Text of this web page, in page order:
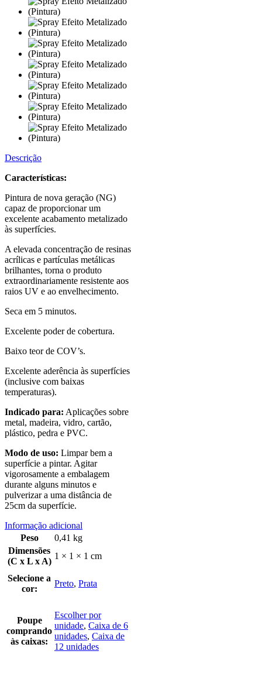
Descrição
Características:
Pintura de nova geração (NG)
capaz de proporcionar um
excelente acabamento metalizado
às superfícies.
A elevada concentração de resinas
acrílicas e partículas metálicas
brilhantes, torna o produto
extraordinariamente resistente aos
raios UV e ao envelhecimento.
Seca em 5 minutos.
Excelente poder de cobertura.
Baixo teor de COV’s.
Excelente aderência às superfícies
(inclusive com baixas
temperaturas).
Indicado para: Aplicações sobre
metal, madeira, vidro, cartão,
plástico, pedra e PVC.
Modo de uso: Limpar bem a
superfície a pintar. Agitar
vigorosamente a embalagem
durante alguns minutos e
pulverizar a uma distância de
25cm da superfície.
Informação adicional
Peso
0,41 kg
Dimensões
(C x L x A)
1 × 1 × 1 cm
Selecione a
cor:
Preto, Prata
Poupe
comprando
às caixas:
Escolher por
unidade, Caixa de 6
unidades, Caixa de
12 unidades